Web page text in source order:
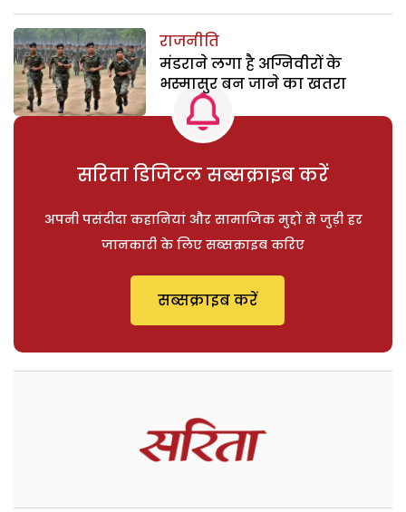
राजनीति
मंडराने लगा है अग्निवीरों के
भस्मासुर बन जाने का खतरा
सरिता डिजिटल सब्सक्राइब करें
अपनी पसंदीदा कहानियां और सामाजिक मुद्दों से जुड़ी हर
जानकारी के लिए सब्सक्राइब करिए
सब्सक्राइब करें